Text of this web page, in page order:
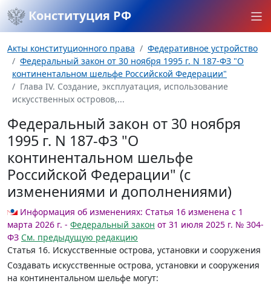
Конституция РФ
Акты конституционного права
Федеративное устройство
Федеральный закон от 30 ноября 1995 г. N 187-ФЗ "О
континентальном шельфе Российской Федерации"
Глава IV. Создание, эксплуатация, использование
искусственных островов,...
Федеральный закон от 30 ноября
1995 г. N 187-ФЗ "О
континентальном шельфе
Российской Федерации" (с
изменениями и дополнениями)
Информация об изменениях: Статья 16 изменена с 1
марта 2026 г. - Федеральный закон от 31 июля 2025 г. № 304-
ФЗ См. предыдущую редакцию
Статья 16. Искусственные острова, установки и сооружения
Создавать искусственные острова, установки и сооружения
на континентальном шельфе могут: